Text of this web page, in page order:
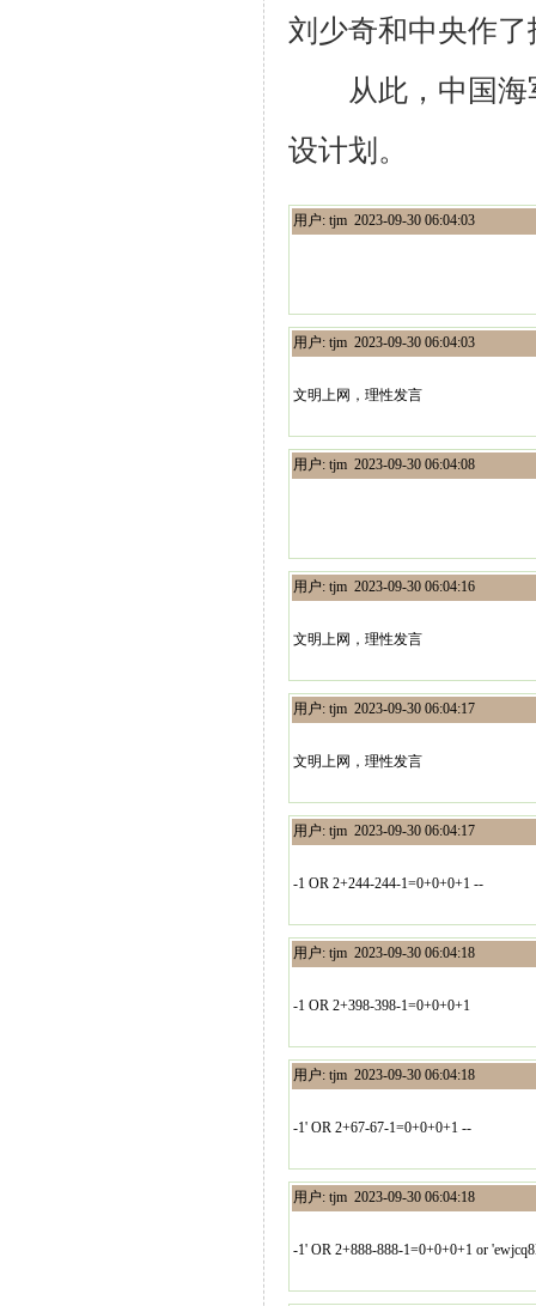
刘少奇和中央作
从此，中国海军
设计划。
用户: tjm 2023-09-30 06:04:03
用户: tjm 2023-09-30 06:04:03
文明上网，理性发言
用户: tjm 2023-09-30 06:04:08
用户: tjm 2023-09-30 06:04:16
文明上网，理性发言
用户: tjm 2023-09-30 06:04:17
文明上网，理性发言
用户: tjm 2023-09-30 06:04:17
-1 OR 2+244-244-1=0+0+0+1 --
用户: tjm 2023-09-30 06:04:18
-1 OR 2+398-398-1=0+0+0+1
用户: tjm 2023-09-30 06:04:18
-1' OR 2+67-67-1=0+0+0+1 --
用户: tjm 2023-09-30 06:04:18
-1' OR 2+888-888-1=0+0+0+1 or